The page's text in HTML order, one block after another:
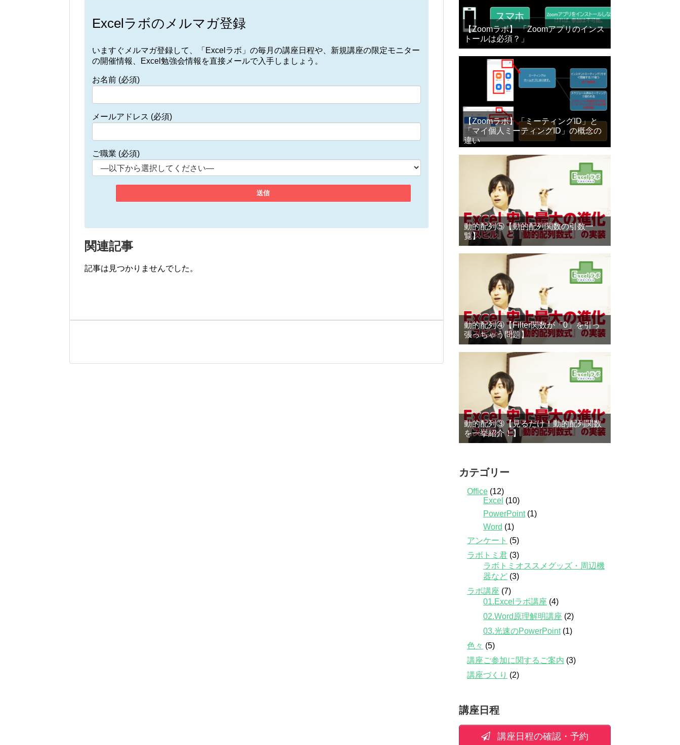
Excelラボのメルマガ登録
いますぐメルマガ登録して、「Excelラボ」の毎月の講座日程や、新規講座の限定モニター
の開催情報、Excel勉強会情報を直接メールで入手しましょう。
お名前 (必須)
メールアドレス (必須)
ご職業 (必須)
関連記事
記事は見つかりませんでした。
【Zoomラボ】 「Zoomアプリのインス
トールは必須？」
【Zoomラボ】「ミーティングID」と
「マイ個人ミーティングID」の概念の
違い
動的配列⑤【動的配列関数の引数一
覧】
動的配列④【Filter関数が「0」を引っ
張っちゃう問題】
動的配列③【見るだけ！動的配列関数
を一挙紹介！】
カテゴリー
Office (12)
Excel (10)
PowerPoint(1)
Word (1)
アンケート (5)
ラボトミ君 (3)
ラボトミオススメグッズ・周辺機
器など (3)
ラボ講座 (7)
01.Excelラボ講座 (4)
02.Word原理解明講座 (2)
03.光速のPowerPoint(1)
色々 (5)
講座ご参加に関するご案内 (3)
講座づくり (2)
講座日程
講座日程の確認・予約